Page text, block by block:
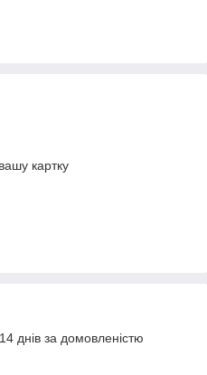
картку
днів за домовленістю